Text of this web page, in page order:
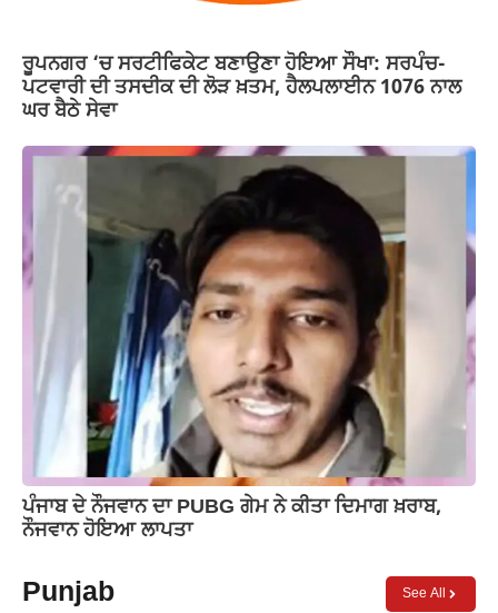
ਰੂਪਨਗਰ ‘ਚ ਸਰਟੀਫਿਕੇਟ ਬਣਾਉਣਾ ਹੋਇਆ ਸੌਖਾ: ਸਰਪੰਚ-
ਪਟਵਾਰੀ ਦੀ ਤਸਦੀਕ ਦੀ ਲੋੜ ਖ਼ਤਮ, ਹੈਲਪਲਾਈਨ 1076 ਨਾਲ
ਘਰ ਬੈਠੇ ਸੇਵਾ
ਪੰਜਾਬ ਦੇ ਨੌਜਵਾਨ ਦਾ PUBG ਗੇਮ ਨੇ ਕੀਤਾ ਦਿਮਾਗ ਖ਼ਰਾਬ,
ਨੌਜਵਾਨ ਹੋਇਆ ਲਾਪਤਾ
Punjab See All